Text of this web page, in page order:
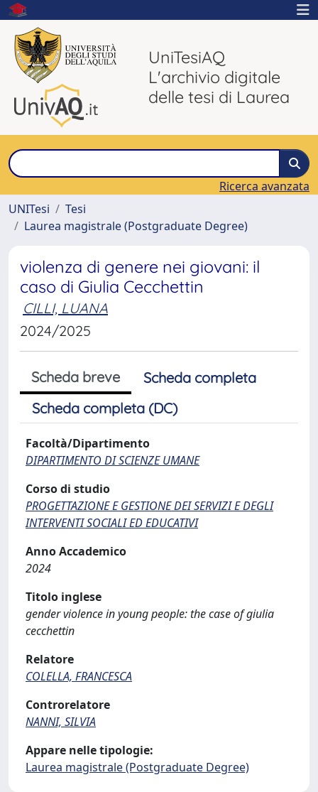
UniTesiAQ
L'archivio digitale
delle tesi di Laurea
Ricerca avanzata
UNITesi
Tesi
Laurea magistrale (Postgraduate Degree)
violenza di genere nei giovani: il
caso di Giulia Cecchettin
CILLI, LUANA
2024/2025
Scheda breve
Scheda completa
Scheda completa (DC)
Facoltà/Dipartimento
DIPARTIMENTO DI SCIENZE UMANE
Corso di studio
PROGETTAZIONE E GESTIONE DEI SERVIZI E DEGLI
INTERVENTI SOCIALI ED EDUCATIVI
Anno Accademico
2024
Titolo inglese
gender violence in young people: the case of giulia
cecchettin
Relatore
COLELLA, FRANCESCA
Controrelatore
NANNI, SILVIA
Appare nelle tipologie:
Laurea magistrale (Postgraduate Degree)